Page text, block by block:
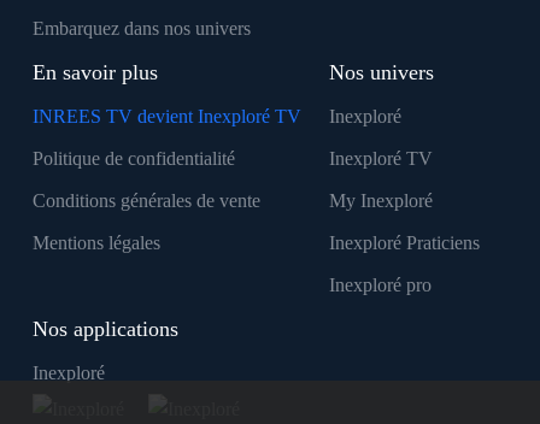
Embarquez dans nos univers
En savoir plus
INREES TV devient Inexploré TV
Politique de confidentialité
Conditions générales de vente
Mentions légales
Nos univers
Inexploré
Inexploré TV
My Inexploré
Inexploré Praticiens
Inexploré pro
Nos applications
Inexploré